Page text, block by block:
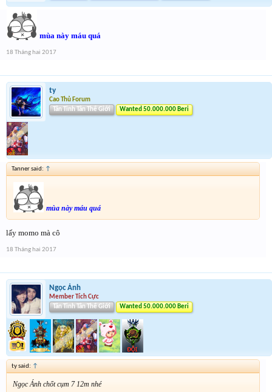
mùa này máu quá
18 Tháng hai 2017
ty
Cao Thủ Forum
Tân Tinh Tân Thế Giới
Wanted 50.000.000 Beri
Tanner said: ↑
mùa này máu quá
lấy momo mà cô
18 Tháng hai 2017
Ngọc Ánh
Member Tích Cực
Tân Tinh Tân Thế Giới
Wanted 50.000.000 Beri
ty said: ↑
Ngọc Ánh chốt cụm 7 12m nhé